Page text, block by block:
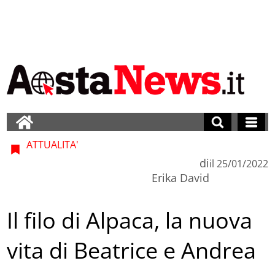
ATTUALITA'
di
Erika David
il 25/01/2022
Il filo di Alpaca, la nuova
vita di Beatrice e Andrea